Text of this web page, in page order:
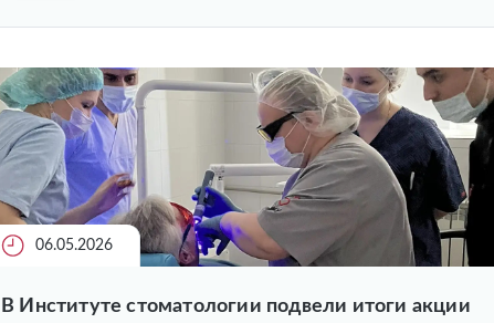
06.05.2026
В Институте стоматологии подвели итоги акции